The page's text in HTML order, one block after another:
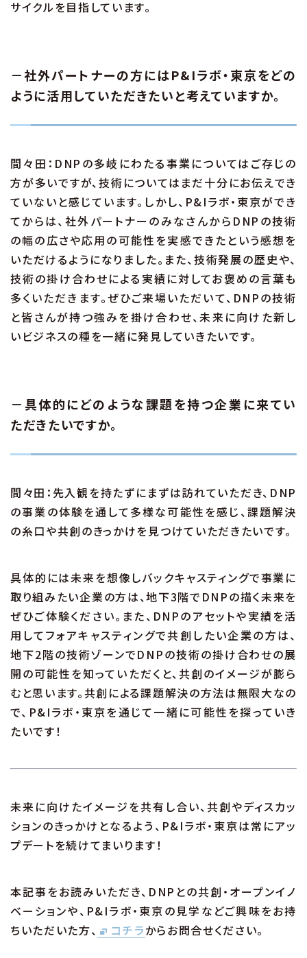
サイクルを目指しています。
－社外パートナーの方にはP&Iラボ・東京をどの
ように活用していただきたいと考えていますか。
間々田：DNPの多岐にわたる事業についてはご存じの
方が多いですが、技術についてはまだ十分にお伝えでき
ていないと感じています。しかし、P&Iラボ・東京ができ
てからは、社外パートナーのみなさんからDNPの技術
の幅の広さや応用の可能性を実感できたという感想を
いただけるようになりました。また、技術発展の歴史や、
技術の掛け合わせによる実績に対してお褒めの言葉も
多くいただきます。ぜひご来場いただいて、DNPの技術
と皆さんが持つ強みを掛け合わせ、未来に向けた新し
いビジネスの種を一緒に発見していきたいです。
－具体的にどのような課題を持つ企業に来てい
ただきたいですか。
間々田：先入観を持たずにまずは訪れていただき、DNP
の事業の体験を通して多様な可能性を感じ、課題解決
の糸口や共創のきっかけを見つけていただきたいです。
具体的には未来を想像しバックキャスティングで事業に
取り組みたい企業の方は、地下3階でDNPの描く未来を
ぜひご体験ください。また、DNPのアセットや実績を活
用してフォアキャスティングで共創したい企業の方は、
地下2階の技術ゾーンでDNPの技術の掛け合わせの展
開の可能性を知っていただくと、共創のイメージが膨ら
むと思います。共創による課題解決の方法は無限大なの
で、P&Iラボ・東京を通じて一緒に可能性を探っていき
たいです！
未来に向けたイメージを共有し合い、共創やディスカッ
ションのきっかけとなるよう、P&Iラボ・東京は常にアッ
プデートを続けてまいります！
本記事をお読みいただき、DNPとの共創・オープンイノ
ベーションや、P&Iラボ・東京の見学などご興味をお持
ちいただいた方、
コチラからお問合せください。